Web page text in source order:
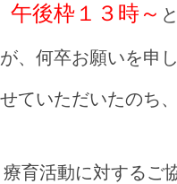
午後枠１３時～
、何卒お願いを申し
ていただいたのち
育活動に対するご